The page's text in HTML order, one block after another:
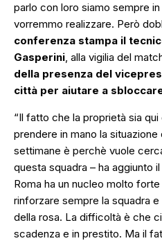
parlo con loro siamo sempre
vorremmo realizzare. Però
conferenza stampa il
Gasperini, alla vigilia del
della presenza del
città per aiutare a
“Il fatto che la proprietà sia
prendere in mano la
settimane è perchè vuole
questa squadra – ha aggiunto
Roma ha un nucleo molto
rinforzare sempre la squadra
della rosa. La difficoltà è che
scadenza e in prestito. Ma il